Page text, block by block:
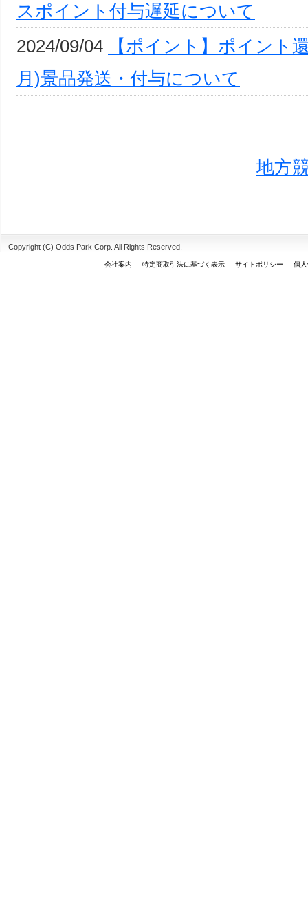
スポイント付与遅延について
2024/09/04
【ポイント】ポイント
月)景品発送・付与について
地方
Copyright (C) Odds Park Corp. All Rights Reserved.
会社案内 特定商取引法に基づく表示 サイトポリシー 個